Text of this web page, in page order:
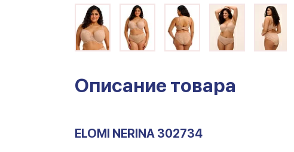
Описание товара
ELOMI NERINA 302734